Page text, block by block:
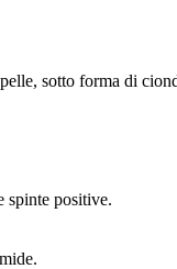
sotto forma di
spinte positive.